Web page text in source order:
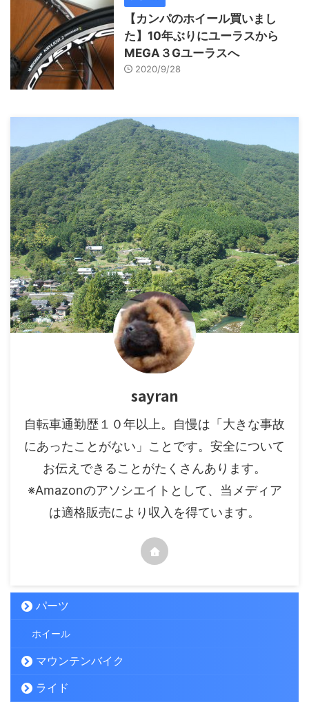
【カンパのホイール買いまし
た】10年ぶりにユーラスから
MEGA３Gユーラスへ
2020/9/28
sayran
自転車通勤歴１０年以上。自慢は「大きな事故
にあったことがない」ことです。安全について
お伝えできることがたくさんあります。
※Amazonのアソシエイトとして、当メディア
は適格販売により収入を得ています。
パーツ
ホイール
マウンテンバイク
ライド